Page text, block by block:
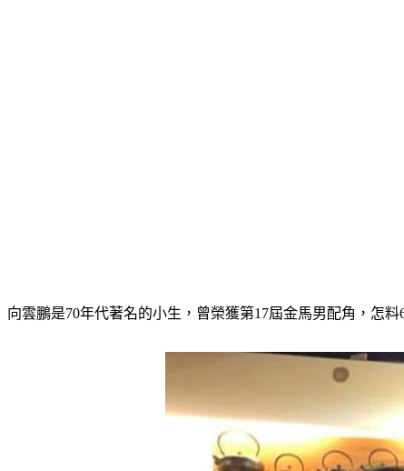
向雲鵬是70年代著名的小生，曾榮獲第17屆金馬男配角，怎